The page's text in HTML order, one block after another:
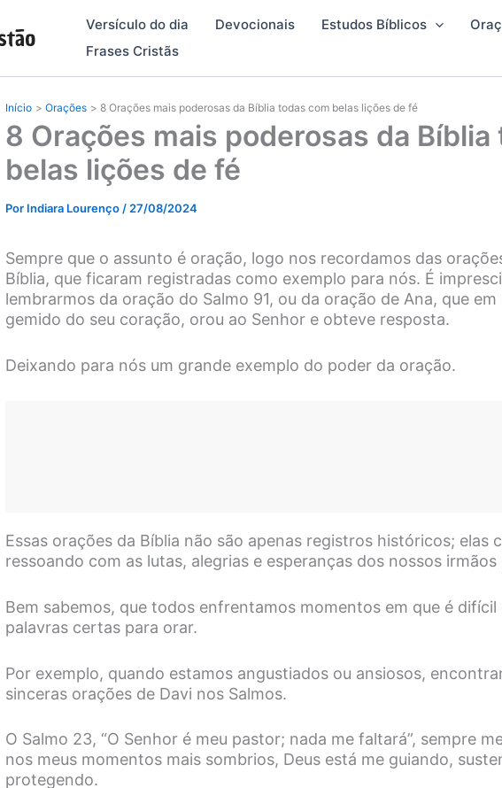
Versículo do dia Devocionais Estudos Bíblicos
Frases Cristãs
Início Orações 8 Orações mais poderosas da Bíblia todas com belas lições de fé
8 Orações mais poderosas da Bíblia
belas lições de fé
Por Indiara Lourenço/27/08/2024
Sempre que o assunto é oração, logo nos recordamos das
Bíblia, que ficaram registradas como exemplo para nós. É
lembrarmos da oração do Salmo 91, ou da oração de Ana, que
gemido do seu coração, orou ao Senhor e obteve resposta.
Deixando para nós um grande exemplo do poder da oração.
Essas orações da Bíblia não são apenas registros históricos; elas
ressoando com as lutas, alegrias e esperanças dos nossos
Bem sabemos, que todos enfrentamos momentos em que é
palavras certas para orar.
Por exemplo, quando estamos angustiados ou ansiosos,
sinceras orações de Davi nos Salmos.
O Salmo 23, “O Senhor é meu pastor; nada me faltará”, sempre
nos meus momentos mais sombrios, Deus está me guiando,
protegendo.